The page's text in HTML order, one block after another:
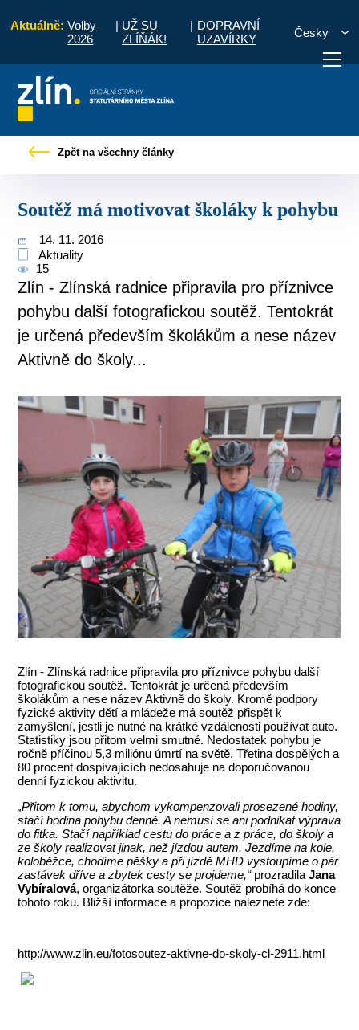
Aktuálně: Volby
2026
| UŽ SU
ZLÍŇÁK!
| DOPRAVNÍ
UZAVÍRKY
Česky
vyřídit Potřebuji zaplatit
Zpět na všechny články
Soutěž má motivovat školáky k pohybu
14. 11. 2016
Aktuality
15
Zlín - Zlínská radnice připravila pro příznivce
pohybu další fotografickou soutěž. Tentokrát
je určená především školákům a nese název
Aktivně do školy...
Zlín - Zlínská radnice připravila pro příznivce pohybu další
fotografickou soutěž. Tentokrát je určená především
školákům a nese název Aktivně do školy. Kromě podpory
fyzické aktivity dětí a mládeže má soutěž přispět k
zamyšlení, jestli je nutné na krátké vzdálenosti používat auto.
Statistiky jsou přitom velmi smutné. Nedostatek pohybu je
ročně příčinou 5,3 miliónu úmrtí na světě. Třetina dospělých a
80 procent dospívajících nedosahuje na doporučovanou
denní fyzickou aktivitu.
„Přitom k tomu, abychom vykompenzovali prosezené hodiny,
stačí hodina pohybu denně. A nemusí se ani podnikat výprava
do fitka. Stačí například cestu do práce a z práce, do školy a
ze školy realizovat jinak, než jízdou autem. Jezdíme na kole,
koloběžce, chodíme pěšky a při jízdě MHD vystoupíme o pár
zastávek dříve a zbytek cesty se projdeme,“prozradilaJana
Vybíralová, organizátorka soutěže. Soutěž probíhá do konce
tohoto roku. Bližší informace a propozice naleznete zde:
http://www.zlin.eu/fotosoutez-aktivne-do-skoly-cl-2911.html